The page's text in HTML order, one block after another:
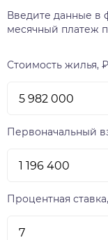
Если вы
жильё для вас!
Введите данные в
месячный платеж
Стоимость жилья, ₽
Первоначальный
Процентная